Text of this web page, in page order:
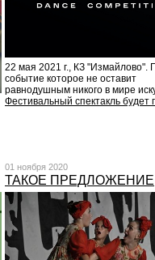
22 мая 2021 г., КЗ "Измайлово".
событие которое не оставит
равнодушным никого в мире
Фестивальный спектакль будет
01 ноября 2020
ТАКОЕ ПРЕДЛОЖЕНИЕ